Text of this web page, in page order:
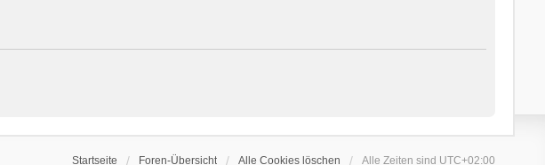
Startseite Foren-Übersicht Alle Cookies löschen Alle Zeiten sind UTC+02:00